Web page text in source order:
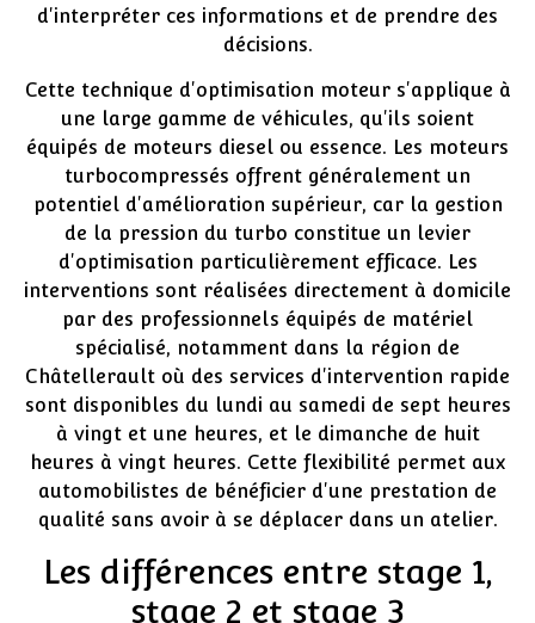
d'interpréter ces informations et de prendre des
décisions.
Cette technique d'optimisation moteur s'applique à
une large gamme de véhicules, qu'ils soient
équipés de moteurs diesel ou essence. Les moteurs
turbocompressés offrent généralement un
potentiel d'amélioration supérieur, car la gestion
de la pression du turbo constitue un levier
d'optimisation particulièrement efficace. Les
interventions sont réalisées directement à domicile
par des professionnels équipés de matériel
spécialisé, notamment dans la région de
Châtellerault où des services d'intervention rapide
sont disponibles du lundi au samedi de sept heures
à vingt et une heures, et le dimanche de huit
heures à vingt heures. Cette flexibilité permet aux
automobilistes de bénéficier d'une prestation de
qualité sans avoir à se déplacer dans un atelier.
Les différences entre stage 1,
stage 2 et stage 3